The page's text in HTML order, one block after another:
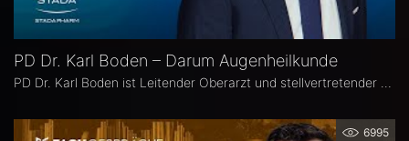
PD Dr. Karl Boden – Darum Augenheilkunde
6995